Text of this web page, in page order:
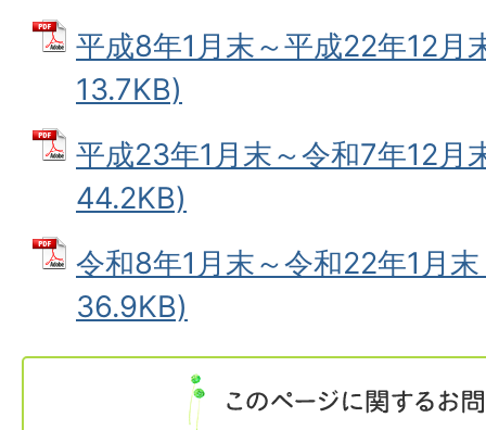
平成8年1月末～平成22年12月
13.7KB)
平成23年1月末～令和7年12月
44.2KB)
令和8年1月末～令和22年1月
36.9KB)